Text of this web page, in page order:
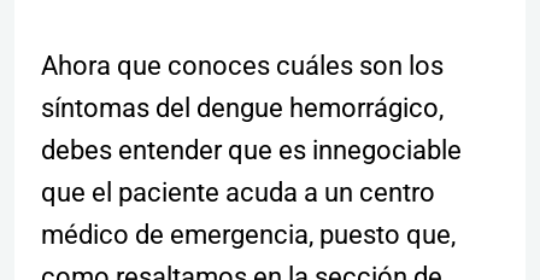
Ahora que conoces cuáles son los
síntomas del dengue hemorrágico,
debes entender que es innegociable
que el paciente acuda a un centro
médico de emergencia, puesto que,